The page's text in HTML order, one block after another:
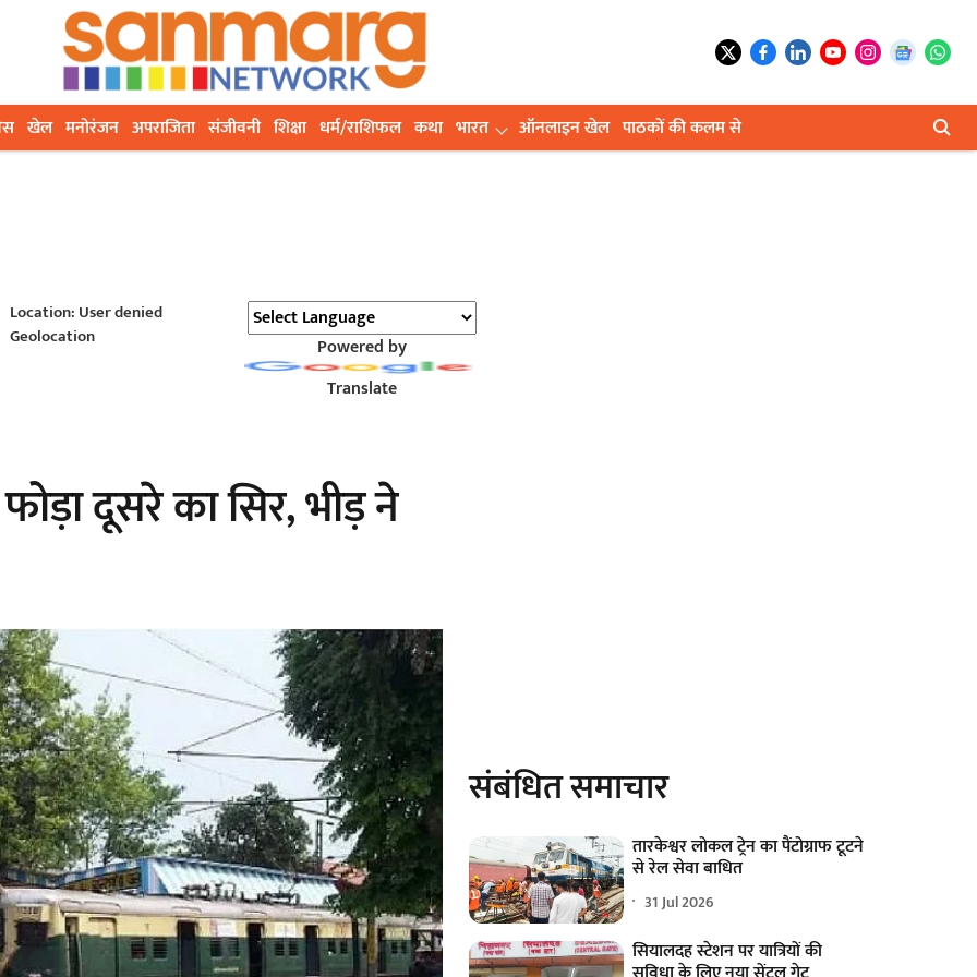
खेल मनोरंजन अपराजिता संजीवनी शिक्षा धर्म/राशिफल कथा भारत ऑनलाइन खेल पाठकों की कलम से
Location: User denied
Geolocation
Powered by
Translate
दूसरे का सिर, भीड़ ने
संबंधित समाचार
तारकेश्वर लोकल ट्रेन का पैंटोग्राफ टूटने
से रेल सेवा बाधित
31 Jul 2026
सियालदह स्टेशन पर यात्रियों की